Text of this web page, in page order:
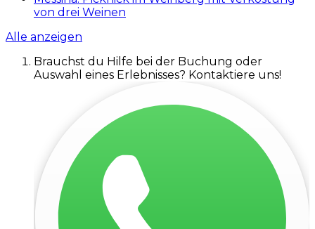
von drei Weinen
Alle anzeigen
Brauchst du Hilfe bei der Buchung oder
Auswahl eines Erlebnisses? Kontaktiere uns!